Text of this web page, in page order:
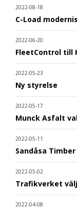
2022-08-18
C-Load
2022-06-20
FleetControl till
2022-05-23
Ny styrelse
2022-05-17
Munck Asfalt
2022-05-11
Sandåsa
2022-05-02
Trafikverket
2022-04-08